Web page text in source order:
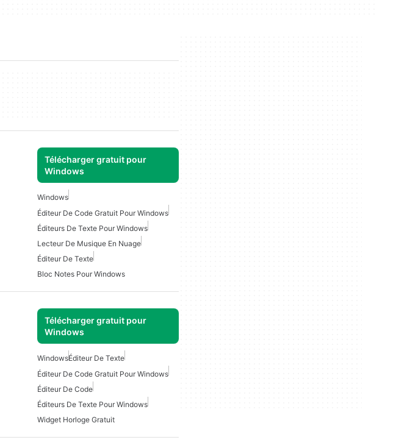
Télécharger gratuit pour
Windows
Windows
Éditeur De Code Gratuit Pour Windows
Éditeurs De Texte Pour Windows
Lecteur De Musique En Nuage
Éditeur De Texte
Bloc Notes Pour Windows
Télécharger gratuit pour
Windows
WindowsÉditeur De Texte
Éditeur De Code Gratuit Pour Windows
Éditeur De Code
Éditeurs De Texte Pour Windows
Widget Horloge Gratuit